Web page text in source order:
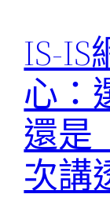
IS-IS
心：
還是
次講